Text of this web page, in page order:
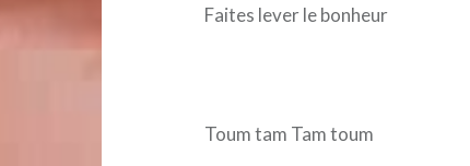
Faites lever le bonheur
Toum tam Tam toum